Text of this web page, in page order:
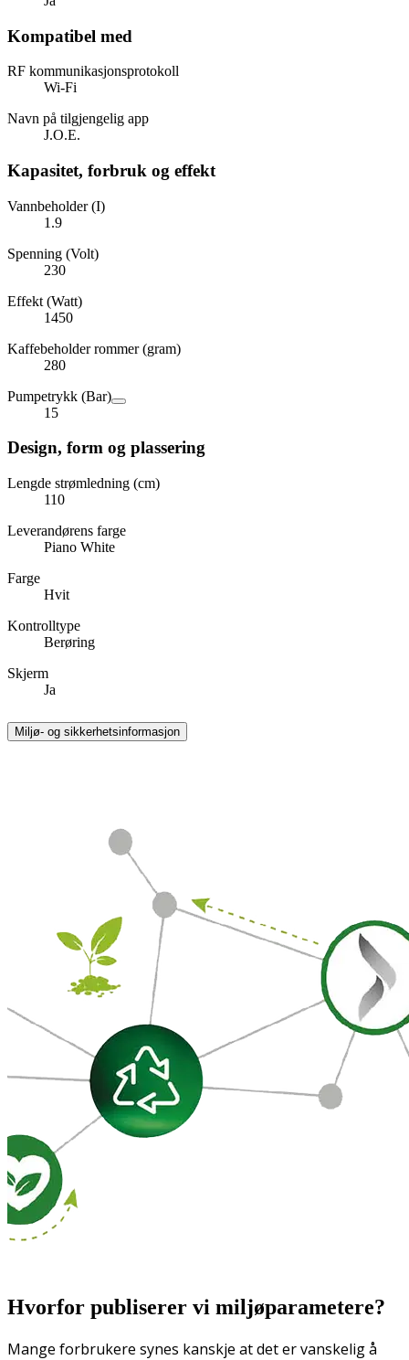
Kompatibel med
RF kommunikasjonsprotokoll
Wi-Fi
Navn på tilgjengelig app
J.O.E.
Kapasitet, forbruk og effekt
Vannbeholder (I)
1.9
Spenning (Volt)
230
Effekt (Watt)
1450
Kaffebeholder rommer (gram)
280
Pumpetrykk (Bar)
15
Design, form og plassering
Lengde strømledning (cm)
110
Leverandørens farge
Piano White
Farge
Hvit
Kontrolltype
Berøring
Skjerm
Ja
Miljø- og sikkerhetsinformasjon
Hvorfor publiserer vi miljøparametere?
Mange forbrukere synes kanskje at det er vanskelig å